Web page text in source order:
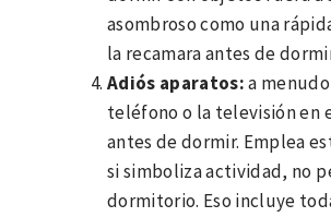
asombroso como una
la recamara antes de
Adiós aparatos:a
teléfono o la televisión en
antes de dormir. Emplea
si simboliza actividad, no
dormitorio. Eso incluye